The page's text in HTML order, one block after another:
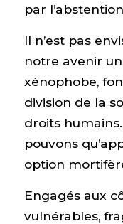
par
Il n’est pas
notre avenir
xénophobe,
division de la
droits
pouvons
option
Engagés aux
vulnérables,